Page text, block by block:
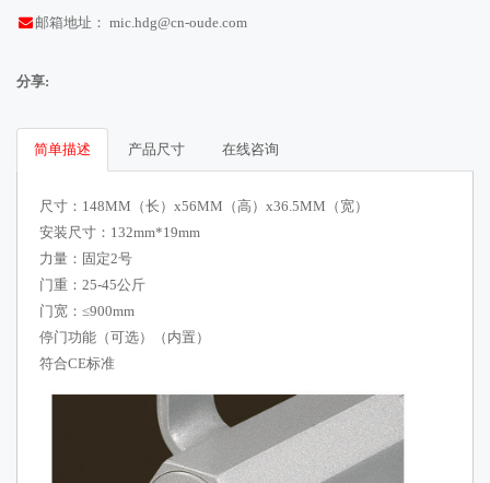
邮箱地址： mic.hdg@cn-oude.com
分享:
简单描述 产品尺寸 在线咨询
尺寸：148MM（长）x56MM（高）x36.5MM（宽）
安装尺寸：132mm*19mm
力量：固定2号
门重：25-45公斤
门宽：≤900mm
停门功能（可选）（内置）
符合CE标准